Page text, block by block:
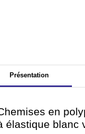
Présentation
en
élastique blanc